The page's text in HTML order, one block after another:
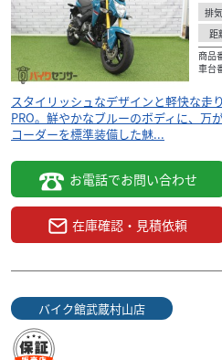
検索条件でおすすめの車両
排
距
商品
車台
スタイリッシュなデザインと軽快な走
PRO。鮮やかなブルーのボディに、万
コーダーを標準装備した魅...
お電話でお問い合わせ
在庫確認・見積依頼
バイク館武蔵村山店